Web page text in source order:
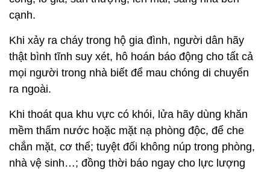
cạnh.
Khi xảy ra cháy trong hộ gia đình, người dân hãy
thật bình tĩnh suy xét, hô hoán báo động cho tất cả
mọi người trong nhà biết để mau chóng di chuyển
ra ngoài.
Khi thoát qua khu vực có khói, lửa hãy dùng khăn
mềm thấm nước hoặc mặt nạ phòng độc, để che
chắn mặt, cơ thể; tuyệt đối không núp trong phòng,
nhà vệ sinh…; đồng thời báo ngay cho lực lượng